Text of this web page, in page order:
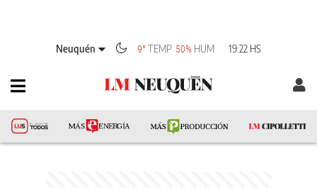
Neuquén 9°TEMP 50% HUM 19:22 HS